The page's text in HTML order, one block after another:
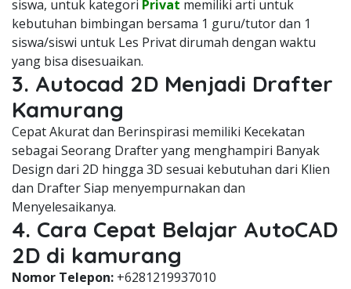
siswa, untuk kategori Privat memiliki arti untuk
kebutuhan bimbingan bersama 1 guru/tutor dan 1
siswa/siswi untuk Les Privat dirumah dengan waktu
yang bisa disesuaikan.
3. Autocad 2D Menjadi Drafter
Kamurang
Cepat Akurat dan Berinspirasi memiliki Kecekatan
sebagai Seorang Drafter yang menghampiri Banyak
Design dari 2D hingga 3D sesuai kebutuhan dari Klien
dan Drafter Siap menyempurnakan dan
Menyelesaikanya.
4. Cara Cepat Belajar AutoCAD
2D di kamurang
Nomor Telepon: +6281219937010